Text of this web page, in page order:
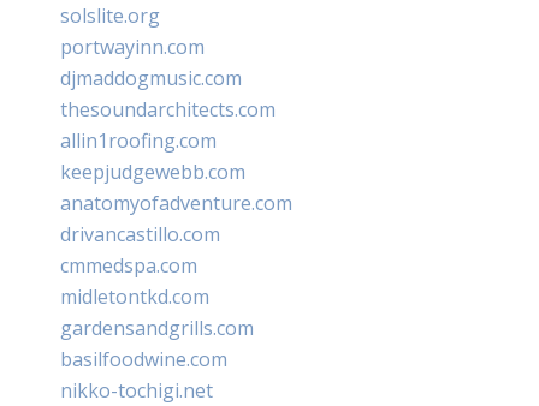
solslite.org
portwayinn.com
djmaddogmusic.com
thesoundarchitects.com
allin1roofing.com
keepjudgewebb.com
anatomyofadventure.com
drivancastillo.com
cmmedspa.com
midletontkd.com
gardensandgrills.com
basilfoodwine.com
nikko-tochigi.net